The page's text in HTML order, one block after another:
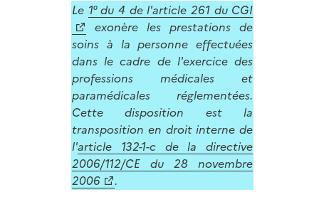
Le 1° du 4 de l'article 261 du CGI
exonère les prestations de
soins à la personne effectuées
dans le cadre de l'exercice des
professions médicales et
paramédicales réglementées.
Cette disposition est la
transposition en droit interne de
l'article 132-1-c de la directive
2006/112/CE du 28 novembre
2006
.